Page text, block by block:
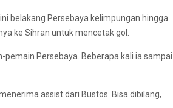
belakang Persebaya kelimpungan hingga
ke Sihran untuk mencetak gol.
Persebaya. Beberapa kali ia sampai
assist dari Bustos. Bisa dibilang,